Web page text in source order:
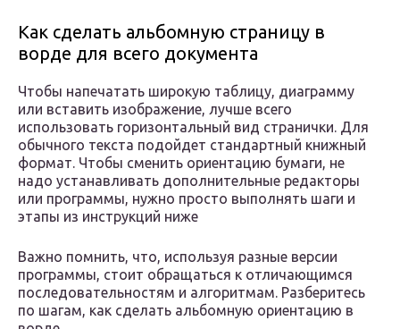
Как сделать альбомную страницу в
ворде для всего документа
Чтобы напечатать широкую таблицу, диаграмму
или вставить изображение, лучше всего
использовать горизонтальный вид странички. Для
обычного текста подойдет стандартный книжный
формат. Чтобы сменить ориентацию бумаги, не
надо устанавливать дополнительные редакторы
или программы, нужно просто выполнять шаги и
этапы из инструкций ниже
Важно помнить, что, используя разные версии
программы, стоит обращаться к отличающимся
последовательностям и алгоритмам. Разберитесь
по шагам, как сделать альбомную ориентацию в